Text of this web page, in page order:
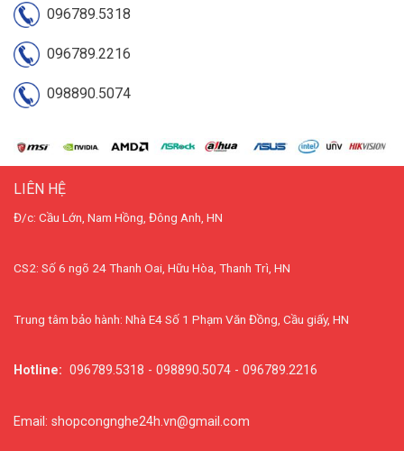
096789.5318
096789.2216
098890.5074
LIÊN HỆ
Đ/c: Cầu Lớn, Nam Hồng, Đông Anh, HN
CS2: Số 6 ngõ 24 Thanh Oai, Hữu Hòa, Thanh Trì, HN
Trung tâm bảo hành: Nhà E4 Số 1 Phạm Văn Đồng, Cầu giấy, HN
Hotline: 096789.5318 - 098890.5074 - 096789.2216
Email: shopcongnghe24h.vn@gmail.com